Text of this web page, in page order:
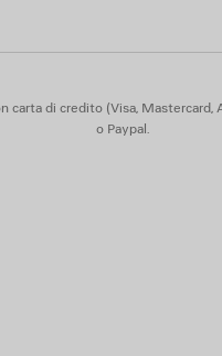
carta di credito (Visa, Mastercard,
o Paypal.